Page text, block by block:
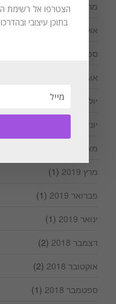
מרץ 2020
(1)
אוקטובר 2019
(1)
ספטמבר 2019
אוגוסט 2019
יולי 2019
(2)
יוני 2019
מאי 2019
מרץ 2019
(1)
פברואר 2019
(1)
ינואר 2019
(1)
דצמבר 2018
(2)
אוקטובר 2018
(2)
ספטמבר 2018
(1)
הצטרפו אל רשימת
בתוכן עיצובי